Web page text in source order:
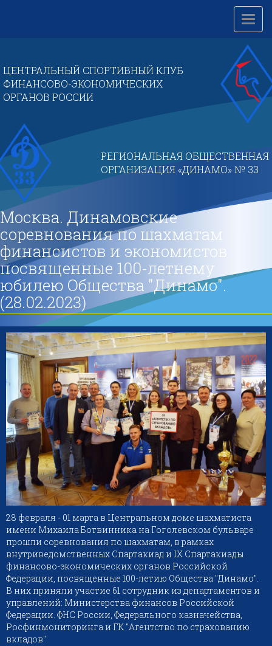
ЦЕНТРАЛЬНЫЙ СПОРТИВНЫЙ КЛУБ
ФИНАНСОВО-ЭКОНОМИЧЕСКИХ
ОРГАНОВ РОССИИ
РЕГИОНАЛЬНАЯ ОБЩЕСТВЕННАЯ
ОРГАНИЗАЦИЯ «ДИНАМО» № 33
Москва. Динамовские
соревнования по шахматам
финансистов и экономистов
посвященные 100-летнему
юбилею Общества "Динамо".
(28.02.2023)
28 февраля - 01 марта в Центральном доме шахматиста
имени Михаила Ботвинника на Гоголевском бульваре
прошли соревнования по шахматам, в рамках
внутриведомственных Спартакиад и IX Спартакиады
финансово-экономических органов Российской
Федерации, посвященные 100-летию Общества "Динамо".
В них приняли участие 61 сотрудник из департаментов и
управлений: Министерства финансов Российской
Федерации. ФНС России, Федерального казначейства,
Росфинмониторинга и ГК "Агентство по страхованию
вкладов".